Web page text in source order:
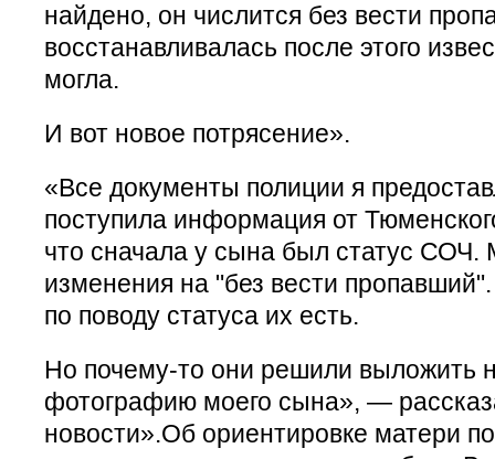
найдено, он числится без вести
восстанавливалась после этого
могла.
И вот новое потрясение».
«Все документы полиции я
поступила информация от
что сначала у сына был статус СОЧ.
изменения на "без вести
по поводу статуса их есть.
Но почему-то они решили выложить
фотографию моего сына», —
новости».Об ориентировке матери